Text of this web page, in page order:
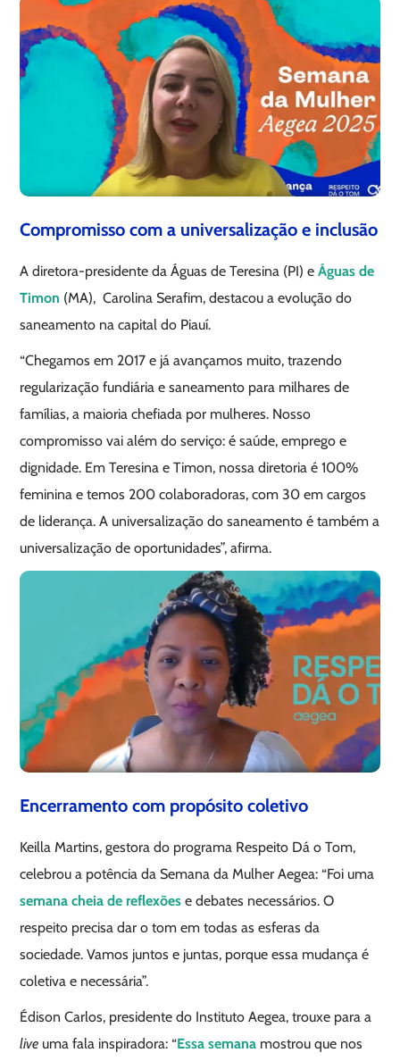
Compromisso com a universalização e inclusão
A diretora-presidente da Águas de Teresina (PI) eÁguas de
Timon (MA), Carolina Serafim, destacou a evolução do
saneamento na capital do Piauí.
“Chegamos em 2017 e já avançamos muito, trazendo
regularização fundiária e saneamento para milhares de
famílias, a maioria chefiada por mulheres. Nosso
compromisso vai além do serviço: é saúde, emprego e
dignidade. Em Teresina e Timon, nossa diretoria é 100%
feminina e temos 200 colaboradoras, com 30 em cargos
de liderança. A universalização do saneamento é também a
universalização de oportunidades”, afirma.
Encerramento com propósito coletivo
Keilla Martins, gestora do programa Respeito Dá o Tom,
celebrou a potência da Semana da Mulher Aegea: “Foi uma
semana cheia de reflexões e debates necessários. O
respeito precisa dar o tom em todas as esferas da
sociedade. Vamos juntos e juntas, porque essa mudança é
coletiva e necessária”.
Édison Carlos, presidente do Instituto Aegea, trouxe para a
live uma fala inspiradora: “Essa semana mostrou que nos